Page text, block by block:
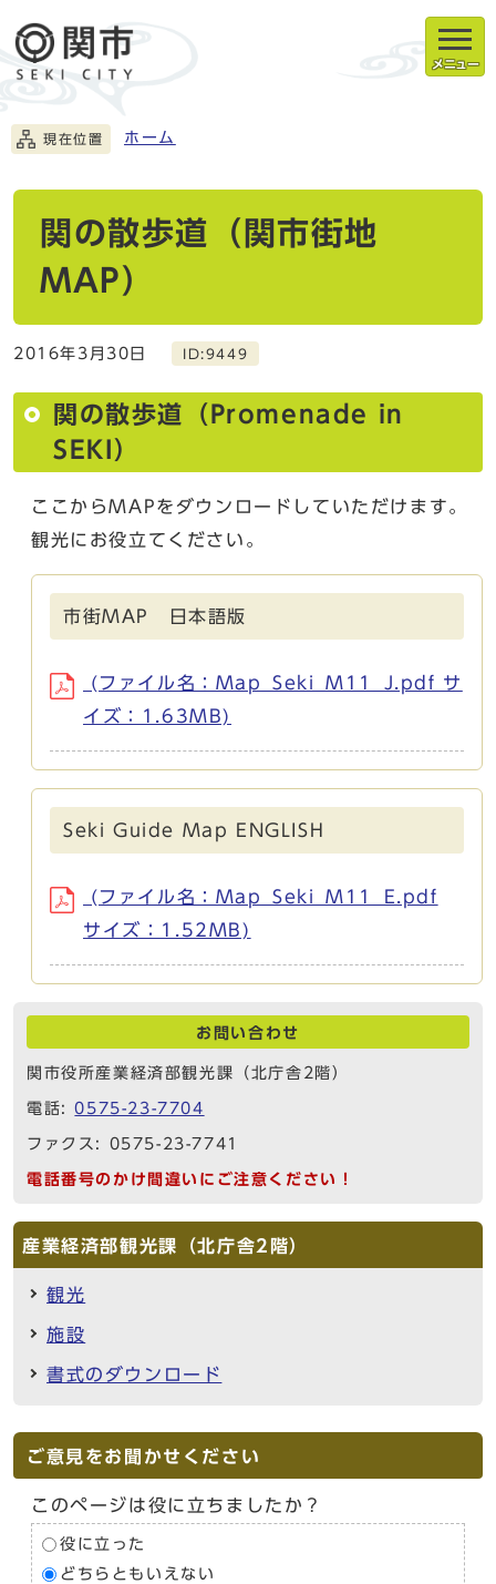
メニュー
現在位置 ホーム
関の散歩道（関市街地
MAP）
2016年3月30日 ID:9449
関の散歩道（Promenade in
SEKI）
ここからMAPをダウンロードしていただけます。
観光にお役立てください。
市街MAP 日本語版
(ファイル名：Map_Seki_M11_J.pdf サ
イズ：1.63MB)
Seki Guide Map ENGLISH
(ファイル名：Map_Seki_M11_E.pdf
サイズ：1.52MB)
お問い合わせ
関市役所産業経済部観光課（北庁舎2階）
電話:0575-23-7704
ファクス: 0575-23-7741
電話番号のかけ間違いにご注意ください！
産業経済部観光課（北庁舎2階）
観光
施設
書式のダウンロード
ご意見をお聞かせください
このページは役に立ちましたか？
役に立った
どちらともいえない